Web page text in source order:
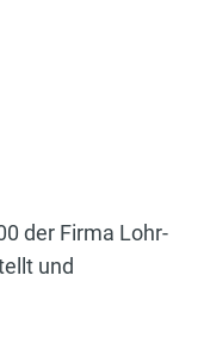
der Firma Lohr-
und